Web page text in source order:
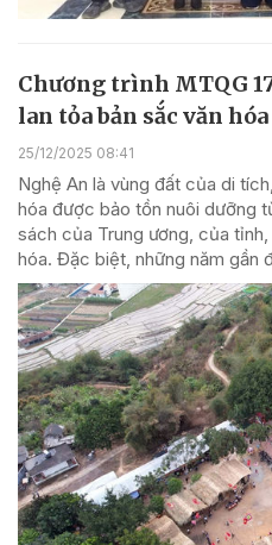
Chương trình MTQG
lan tỏa bản sắc văn
25/12/2025 08:41
Nghệ An là vùng đất của di
hóa được bảo tồn nuôi dưỡng
sách của Trung ương, của
hóa. Đặc biệt, những năm gần